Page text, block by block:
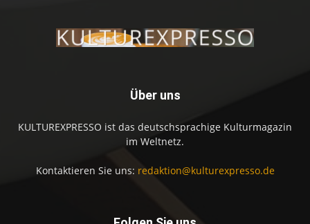
Über uns
KULTUREXPRESSO ist das deutschsprachige Kulturmagazin
im Weltnetz.
Kontaktieren Sie uns: redaktion@kulturexpresso.de